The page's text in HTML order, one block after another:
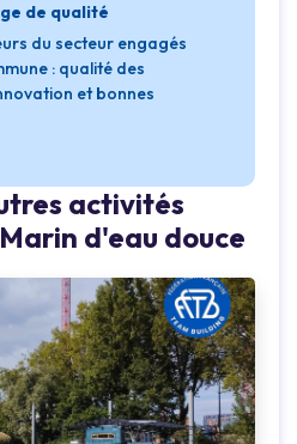
de qualité
du secteur engagés
: qualité des
et bonnes
activités
d'eau douce